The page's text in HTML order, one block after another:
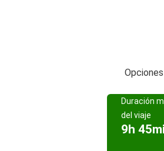
Duración
del viaje
9h